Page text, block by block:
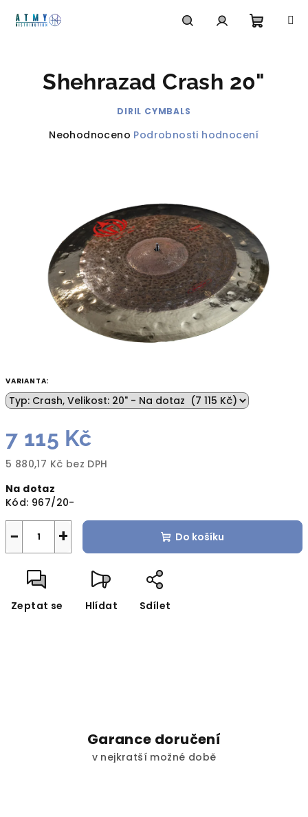
košík
VARIANTA:
7 115 Kč
5 880,17 Kč bez DPH
cena:
Na dotaz
Kód: 967/20-
+
− Do košíku
Zeptat se Hlídat Sdílet
Shehrazad Crash 20"
DIRIL CYMBALS
Průměrné
hvězdiček.
Neohodnoceno Podrobnosti hodnocení
Garance doručení
v nejkratší možné době